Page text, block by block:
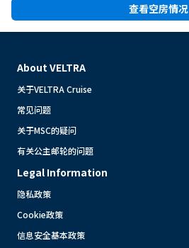
查看空房情况
About VELTRA
关于VELTRA Cruise
常见问题
关于MSC的疑问
有关公主邮轮的问题
Legal Information
隐私政策
Cookie政策
信息安全基本政策